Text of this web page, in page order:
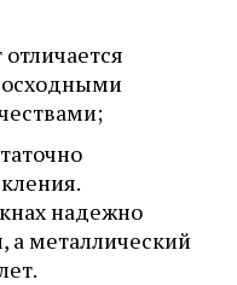
надежно
а металлический